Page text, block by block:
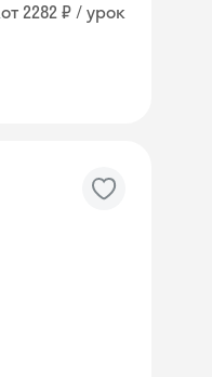
от 2282 ₽ / урок